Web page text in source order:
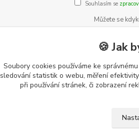
Souhlasím se
Můžete se
🍪 Jak
Soubory cookies používáme ke
sledování statistik o webu, měření
při používání stránek, či zobrazení